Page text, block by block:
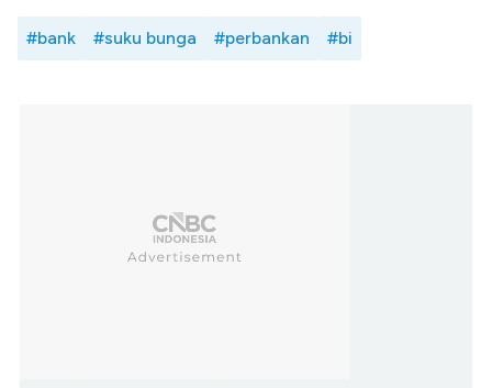
#bank #suku bunga #perbankan #bi